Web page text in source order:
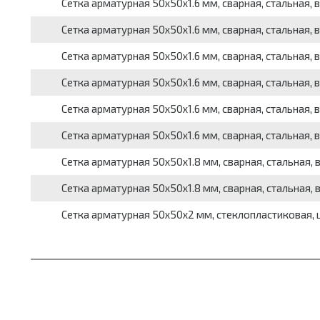
Сетка арматурная 50x50x1.6 мм, сварная, стальная,
Сетка арматурная 50x50x1.6 мм, сварная, стальная,
Сетка арматурная 50x50x1.6 мм, сварная, стальная,
Сетка арматурная 50x50x1.6 мм, сварная, стальная,
Сетка арматурная 50x50x1.6 мм, сварная, стальная,
Сетка арматурная 50x50x1.6 мм, сварная, стальная,
Сетка арматурная 50x50x1.8 мм, сварная, стальная,
Сетка арматурная 50x50x1.8 мм, сварная, стальная,
Сетка арматурная 50x50x2 мм, стеклопластиковая,